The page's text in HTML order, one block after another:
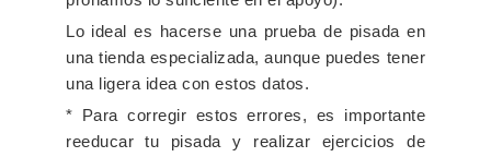
Lo ideal es hacerse una prueba de pisada en
una tienda especializada, aunque puedes tener
una ligera idea con estos datos.
* Para corregir estos errores, es importante
reeducar tu pisada y realizar ejercicios de